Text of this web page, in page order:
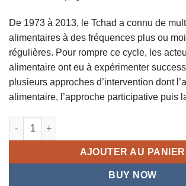
De 1973 à 2013, le Tchad a connu de
alimentaires à des fréquences plus ou
régulières. Pour rompre ce cycle, les
alimentaire ont eu à expérimenter
plusieurs approches d’intervention dont
alimentaire, l’approche participative puis
quantité de LA SÉCURITÉ ALIMENTAIRE AU
AJOUTER AU PANIER
BUY NOW